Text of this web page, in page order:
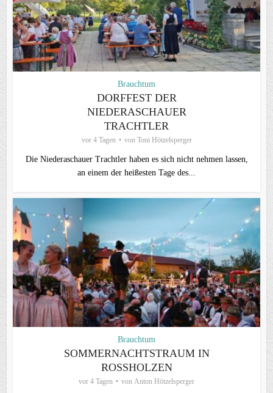
Brauchtum
DORFFEST DER
NIEDERASCHAUER
TRACHTLER
vor 4 Tagen von Toni Hötzelsperger
Die Niederaschauer Trachtler haben es sich nicht nehmen lassen,
an einem der heißesten Tage des...
Brauchtum
SOMMERNACHTSTRAUM IN
ROSSHOLZEN
vor 4 Tagen von Anton Hötzelsperger